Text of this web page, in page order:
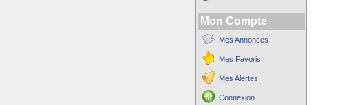
Mon Compte
Mes Annonces
Mes Favoris
Mes Alertes
Connexion